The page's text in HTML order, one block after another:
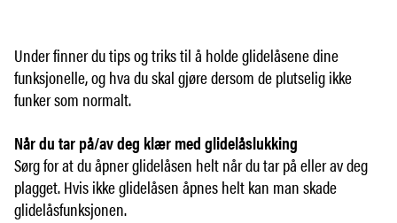
Under finner du tips og triks til å holde glidelåsene dine
funksjonelle, og hva du skal gjøre dersom de plutselig ikke
funker som normalt.
Når du tar på/av deg klær med glidelåslukking
Sørg for at du åpner glidelåsen helt når du tar på eller av deg
plagget. Hvis ikke glidelåsen åpnes helt kan man skade
glidelåsfunksjonen.